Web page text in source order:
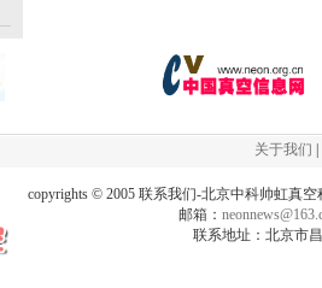
关于我们
copyrights © 2005 联系我们-北京中科帅虹真
邮箱：
联系地址：北京市